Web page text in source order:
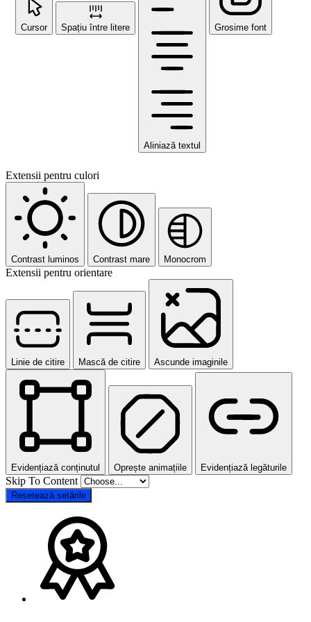
Cursor Spațiu între litere
Aliniază textul
Grosime font
Extensii pentru culori
Contrast luminos Contrast mare Monocrom
Extensii pentru orientare
Linie de citire Mască de citire Ascunde imaginile
Evidențiază conținutul Oprește animațiile Evidențiază legăturile
Skip To Content
Resetează setările